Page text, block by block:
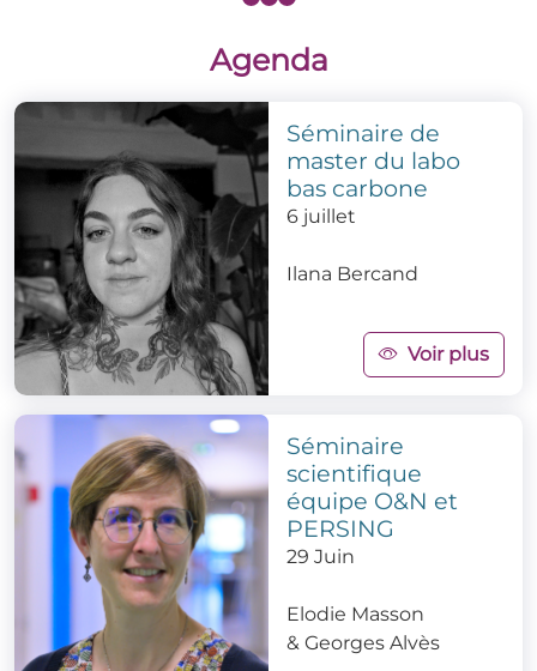
Agenda
Séminaire de
master du labo
bas carbone
6 juillet
Ilana Bercand
Voir plus
Séminaire
scientifique
équipe O&N et
PERSING
29 Juin
Elodie Masson
& Georges Alvès